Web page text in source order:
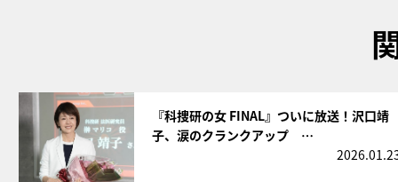
『科捜研の女 FINAL』ついに放送！沢口靖
子、涙のクランクアップ …